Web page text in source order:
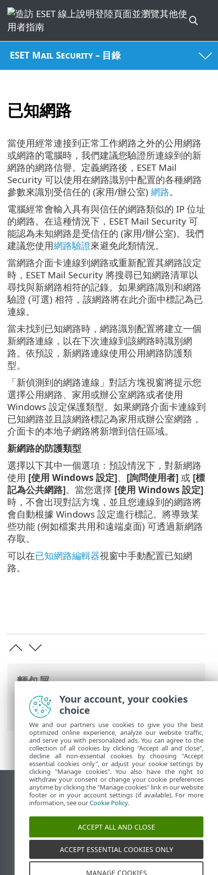
ESET Mail Security – 目錄
已知網路
麵包屑
ESET 線上說明>ESET Mail Security>一般
設定>網路防護> 已知網路
當使用經常連接到正常工作網路之外的公用網路
或網路的電腦時，我們建議您驗證所連線到的新
網路的網路信譽。定義網路後，ESET Mail
Security 可以使用在網路識別中配置的各種網路
參數來識別受信任的 (家用/辦公室) 網路。
電腦經常會輸入具有與信任的網路類似的 IP 位址
的網路。在這種情況下，ESET Mail Security 可
能認為未知網路是受信任的 (家用/辦公室)。我們
建議您使用網路驗證來避免此類情況。
當網路介面卡連線到網路或重新配置其網路設定
時，ESET Mail Security 將搜尋已知網路清單以
尋找與新網路相符的記錄。如果網路識別和網路
驗證 (可選) 相符，該網路將在此介面中標記為已
連線。
當未找到已知網路時，網路識別配置將建立一個
新網路連線，以在下次連線到該網路時識別網
路。依預設，新網路連線使用公用網路防護類
型。
「新偵測到的網路連線」對話方塊視窗將提示您
選擇公用網路、家用或辦公室網路或者使用
Windows 設定保護類型。如果網路介面卡連線到
已知網路並且該網路標記為家用或辦公室網路，
介面卡的本地子網路將新增到信任區域。
新網路的防護類型
選擇以下其中一個選項：預設情況下，對新網路
使用 [使用 Windows 設定]、 [詢問使用者] 或 [標
記為公共網路]。當您選擇 [使用 Windows 設定]
時，不會出現對話方塊，並且您連線到的網路將
會自動根據 Windows 設定進行標記。將導致某
些功能 (例如檔案共用和遠端桌面) 可透過新網路
存取。
可以在已知網路編輯器視窗中手動配置已知網
路。
檢視桌面網站
End of Life
ESET 知識庫
ESET Status Portal
地區設定
Your account, your cookies
choice
We and our partners use cookies to give you the best
optimized online experience, analyze our website traffic,
and serve you with personalized ads. You can agree to the
collection of all cookies by clicking "Accept all and close",
decline all non-essential cookies by choosing "Accept
essential cookies only", or adjust your cookie settings by
clicking "Manage cookies". You also have the right to
withdraw your consent or change your cookie preferences
anytime by clicking the "Manage cookies" link in our website
footer or in your account settings (if available). For more
information, see ourCookie Policy.
ACCEPT ALL AND CLOSE
ACCEPT ESSENTIAL COOKIES ONLY
MANAGE COOKIES